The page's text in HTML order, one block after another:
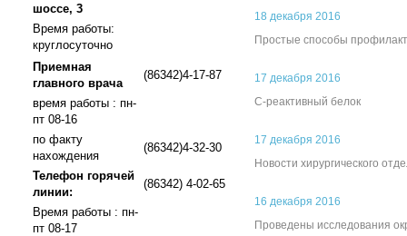
шоссе, 3
Время работы:
круглосуточно
Приемная
главного врача
(86342)4-17-87
время работы : пн-
пт 08-16
по факту
нахождения
(86342)4-32-30
Телефон горячей
линии:
(86342) 4-02-65
Время работы : пн-
пт 08-17
18 декабря 2016
Простые способы
17 декабря 2016
С-реактивный белок
17 декабря 2016
Новости хирургического
16 декабря 2016
Проведены исследования